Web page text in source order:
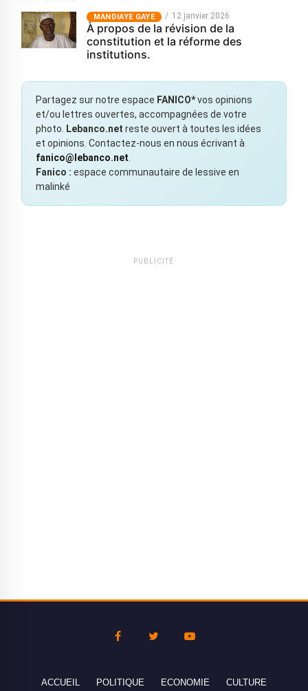
MANDIAYE GAYE 12 janvier 2026
À propos de la révision de la
constitution et la réforme des
institutions.
Partagez sur notre espace FANICO*vos opinions
et/ou lettres ouvertes, accompagnées de votre
photo.
Lebanco.net reste ouvert à toutes les idées
et opinions. Contactez-nous en nous écrivant à
fanico@lebanco.net
Fanico : espace communautaire de lessive en
malinké
PUBLICITÉ
ACCUEIL POLITIQUE ECONOMIE CULTURE